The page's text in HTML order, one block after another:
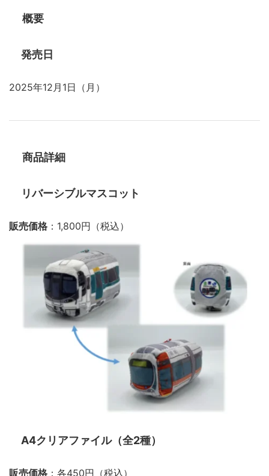
概要
発売日
2025年12月1日（月）
商品詳細
リバーシブルマスコット
販売価格 ：1,800円（税込）
A4クリアファイル（全2種）
販売価格 ：各450円（税込）